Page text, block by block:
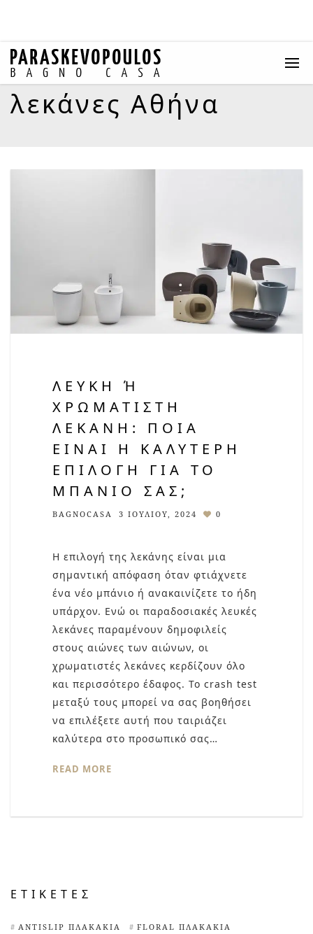
λεκάνες Αθήνα
ΛΕΥΚΉ Ή Χ
ΡΩΜΑΤΙΣΤΉ Λ
ΕΚΆΝΗ: ΠΟΙΑ Ε
ΊΝΑΙ Η ΚΑΛΎΤΕΡΗ Ε
ΠΙΛΟΓΉ ΓΙΑ ΤΟ Μ
ΠΆΝΙΟ ΣΑΣ;
BAGNOCASA 3 ΙΟΥΛΊΟΥ, 2024 0
Η επιλογή της λεκάνης είναι μια
σημαντική απόφαση όταν φτιάχνετε
ένα νέο μπάνιο ή ανακαινίζετε το ήδη
υπάρχον. Ενώ οι παραδοσιακές λευκές
λεκάνες παραμένουν δημοφιλείς
στους αιώνες των αιώνων, οι
χρωματιστές λεκάνες κερδίζουν όλο
και περισσότερο έδαφος. Το crash test
μεταξύ τους μπορεί να σας βοηθήσει
να επιλέξετε αυτή που ταιριάζει
καλύτερα στο προσωπικό σας…
READ MORE
ΕΤΙΚΈΤΕΣ
ANTISLIP ΠΛΑΚΆΚΙΑ FLORAL ΠΛΑΚΆΚΙΑ